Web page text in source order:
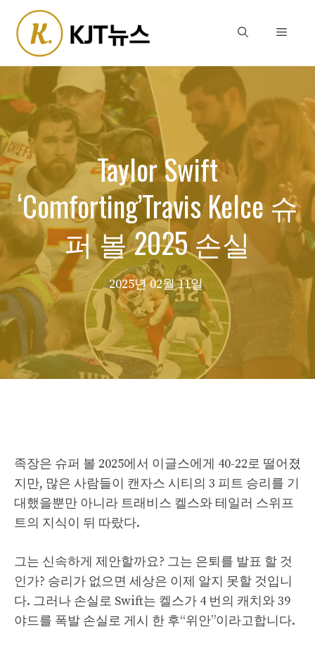
content
Menu
Taylor Swift
‘Comforting’Travis Kelce 슈
퍼 볼 2025 손실
2025년 02월 11일
족장은 슈퍼 볼 2025에서 이글스에게 40-22로 떨어졌
지만, 많은 사람들이 캔자스 시티의 3 피트 승리를 기
대했을뿐만 아니라 트래비스 켈스와 테일러 스위프
트의 지식이 뒤 따랐다.
그는 신속하게 제안할까요? 그는 은퇴를 발표 할 것
인가? 승리가 없으면 세상은 이제 알지 못할 것입니
다. 그러나 손실로 Swift는 켈스가 4 번의 캐치와 39
야드를 폭발 손실로 게시 한 후“위안”이라고합니다.